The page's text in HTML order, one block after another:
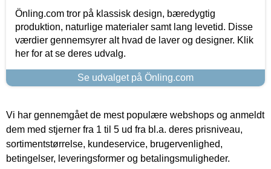
Önling.com tror på klassisk design, bæredygtig
produktion, naturlige materialer samt lang levetid. Disse
værdier gennemsyrer alt hvad de laver og designer. Klik
her for at se deres udvalg.
Se udvalget på Önling.com
Vi har gennemgået de mest populære webshops og anmeldt
dem med stjerner fra 1 til 5 ud fra bl.a. deres prisniveau,
sortimentstørrelse, kundeservice, brugervenlighed,
betingelser, leveringsformer og betalingsmuligheder.